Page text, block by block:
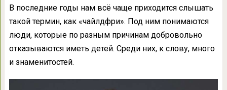
В последние годы нам всё чаще приходится слышать
такой термин, как «чайлдфри». Под ним понимаются
люди, которые по разным причинам добровольно
отказываются иметь детей. Среди них, к слову, много
и знаменитостей.